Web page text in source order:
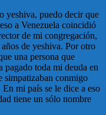
yeshiva, puedo decir que
a Venezuela coincidió
de mi congregación,
de yeshiva. Por otro
una persona que
pagado toda mi deuda en
simpatizaban conmigo
mi país se le dice a eso
tiene un sólo nombre